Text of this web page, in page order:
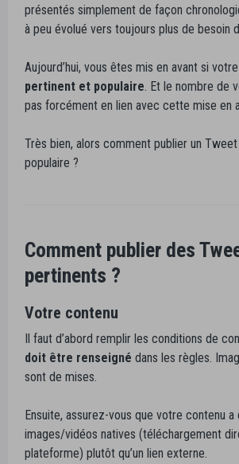
présentés simplement de façon
à peu évolué vers toujours plus de besoin
Aujourd’hui, vous êtes mis en avant si
pertinent et populaire. Et le nombre de
pas forcément en lien avec cette mise en
Très bien, alors comment publier un Tweet
populaire ?
Comment publier des
pertinents ?
Votre contenu
Il faut d’abord remplir les conditions de
doit être renseigné dans les règles.
sont de mises.
Ensuite, assurez-vous que votre contenu a
images/vidéos natives (téléchargement
plateforme) plutôt qu’un lien externe.